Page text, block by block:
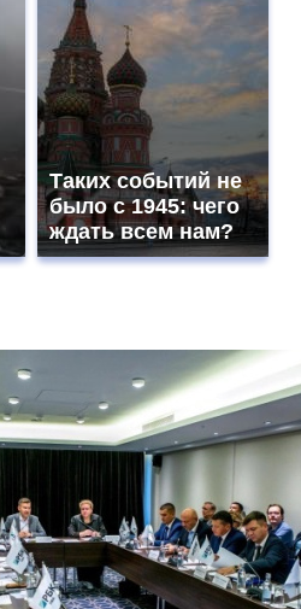
Таких событий не
было с 1945: чего
ждать всем нам?